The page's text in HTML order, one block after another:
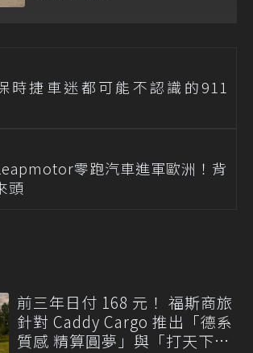
時捷車迷都可能不認識的911
零跑汽車進軍歐洲！背
頭
前三年日付 168 元！ 福斯商旅
針對 Caddy Cargo 推出「德系
質感 精算圓夢」與「打天下」